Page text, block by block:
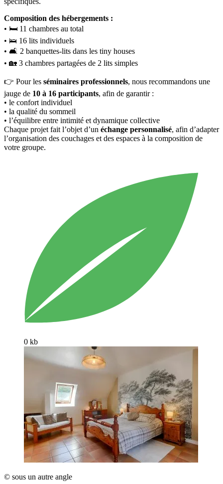
Composition des hébergements :
• 🛏️ 11 chambres au total
• 🛌 16 lits individuels
• 🛋️ 2 banquettes-lits dans les tiny houses
• 🏡 3 chambres partagées de 2 lits simples
👉 Pour les séminaires professionnels, nous recommandons une
jauge de 10 à 16 participants, afin de garantir :
• le confort individuel
• la qualité du sommeil
• l’équilibre entre intimité et dynamique collective
Chaque projet fait l’objet d’un échange personnalisé, afin d’adapter
l’organisation des couchages et des espaces à la composition de
votre groupe.
0 kb
© sous un autre angle